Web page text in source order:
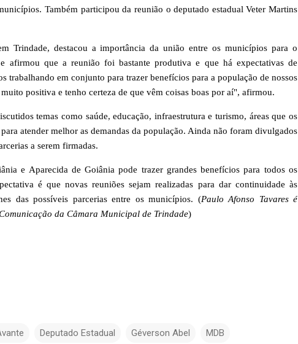
Também participou da reunião o deputado estadual Veter Martins
Trindade, destacou a importância da união entre os municípios para o
afirmou que a reunião foi bastante produtiva e que há expectativas de
trabalhando em conjunto para trazer benefícios para a população de nossos
positiva e tenho certeza de que vêm coisas boas por aí", afirmou.
temas como saúde, educação, infraestrutura e turismo, áreas que os
atender melhor as demandas da população. Ainda não foram divulgados
a serem firmadas.
e Aparecida de Goiânia pode trazer grandes benefícios para todos os
é que novas reuniões sejam realizadas para dar continuidade às
das possíveis parcerias entre os municípios. (Paulo Afonso Tavares é
da Câmara Municipal de Trindade)
Deputado Estadual Géverson Abel MDB